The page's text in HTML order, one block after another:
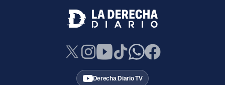
Derecha Diario TV